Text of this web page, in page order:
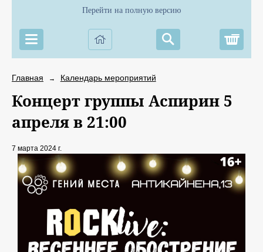
Перейти на полную версию
Главная → Календарь мероприятий
Концерт группы Аспирин 5
апреля в 21:00
7 марта 2024 г.